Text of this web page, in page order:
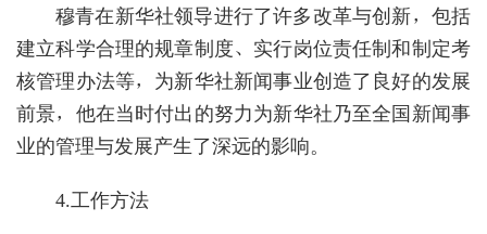
穆青在新华社领导进行了许多改革与创新，包括
建立科学合理的规章制度、实行岗位责任制和制定考
核管理办法等，为新华社新闻事业创造了良好的发展
前景，他在当时付出的努力为新华社乃至全国新闻事
业的管理与发展产生了深远的影响。
4.工作方法